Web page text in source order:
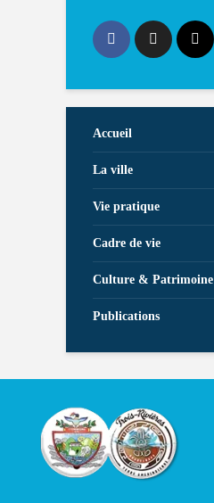
Accueil
La ville
Vie pratique
Cadre de vie
Culture & Patrimoine
Publications